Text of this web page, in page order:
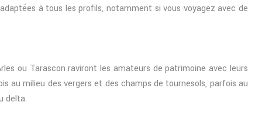
à tous les profils, notamment si vous voyagez avec de
ou Tarascon raviront les amateurs de patrimoine avec leurs
au milieu des vergers et des champs de tournesols, parfois au
delta.